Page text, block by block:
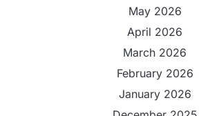
May 2026
April 2026
March 2026
February 2026
January 2026